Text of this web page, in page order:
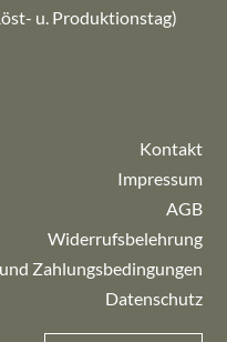
u. Produktionstag)
Kontakt
Impressum
AGB
Widerrufsbelehrung
Zahlungsbedingungen
Datenschutz